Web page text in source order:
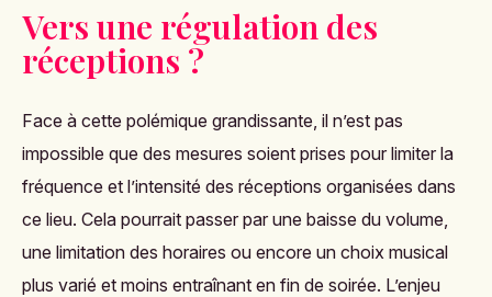
Vers une régulation des
réceptions ?
Face à cette polémique grandissante, il n’est pas
impossible que des mesures soient prises pour limiter la
fréquence et l’intensité des réceptions organisées dans
ce lieu. Cela pourrait passer par une baisse du volume,
une limitation des horaires ou encore un choix musical
plus varié et moins entraînant en fin de soirée. L’enjeu